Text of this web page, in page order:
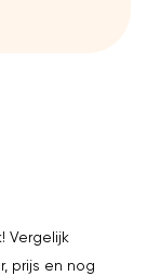
Vergelijk
prijs en nog